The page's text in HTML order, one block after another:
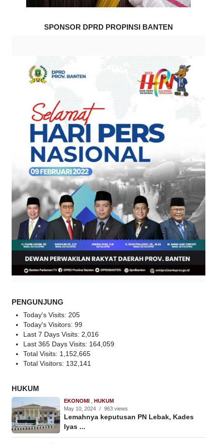
SPONSOR DPRD PROPINSI BANTEN
PENGUNJUNG
Today's Visits: 205
Today's Visitors: 99
Last 7 Days Visits: 2,016
Last 365 Days Visits: 164,059
Total Visits: 1,152,665
Total Visitors: 132,141
HUKUM
EKONOMI
HUKUM
May 10, 2024 / 963 views
Lemahnya keputusan PN Lebak, Kades
Iyas ...